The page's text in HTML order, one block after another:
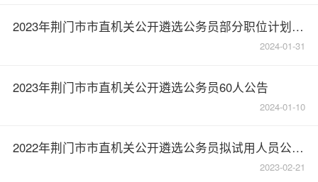
2023年荆门市市直机关公开遴选公务员部分职位计划取消和核减公告
2024-01-31
2023年荆门市市直机关公开遴选公务员60人公告
2024-01-10
2022年荆门市市直机关公开遴选公务员拟试用人员公示（第三批）
2023-02-21